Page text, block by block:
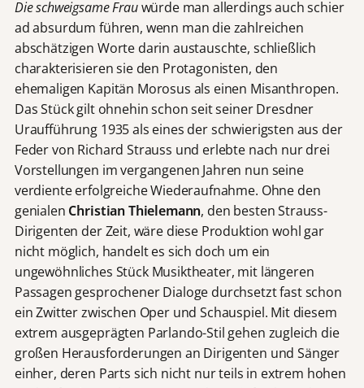
Die schweigsame Frauwürde man allerdings auch schier
ad absurdum führen, wenn man die zahlreichen
abschätzigen Worte darin austauschte, schließlich
charakterisieren sie den Protagonisten, den
ehemaligen Kapitän Morosus als einen Misanthropen.
Das Stück gilt ohnehin schon seit seiner Dresdner
Uraufführung 1935 als eines der schwierigsten aus der
Feder von Richard Strauss und erlebte nach nur drei
Vorstellungen im vergangenen Jahren nun seine
verdiente erfolgreiche Wiederaufnahme. Ohne den
genialen Christian Thielemann, den besten Strauss-
Dirigenten der Zeit, wäre diese Produktion wohl gar
nicht möglich, handelt es sich doch um ein
ungewöhnliches Stück Musiktheater, mit längeren
Passagen gesprochener Dialoge durchsetzt fast schon
ein Zwitter zwischen Oper und Schauspiel. Mit diesem
extrem ausgeprägten Parlando-Stil gehen zugleich die
großen Herausforderungen an Dirigenten und Sänger
einher, deren Parts sich nicht nur teils in extrem hohen